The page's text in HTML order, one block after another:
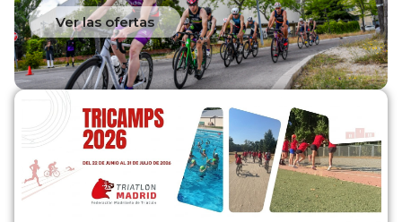
Ver las ofertas